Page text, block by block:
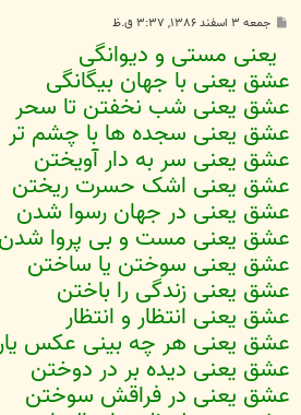
پ
ت
جمعه ۳ اسفند ۱۳۸۶, ۳:۳۷ ق.ظ
یعنی مستی و دیوانگی
عشق یعنی با جهان بیگانگی
عشق یعنی شب نخفتن تا سحر
عشق یعنی سجده ها با چشم تر
عشق یعنی سر به دار آویختن
عشق یعنی اشک حسرت ریختن
عشق یعنی در جهان رسوا شدن
عشق یعنی مست و بی پروا شدن
عشق یعنی سوختن یا ساختن
عشق یعنی زندگی را باختن
عشق یعنی انتظار و انتظار
عشق یعنی هر چه بینی عکس یار
عشق یعنی دیده بر در دوختن
عشق یعنی در فراقش سوختن